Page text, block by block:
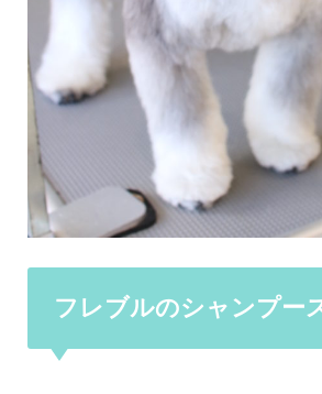
フレブルのシャンプー